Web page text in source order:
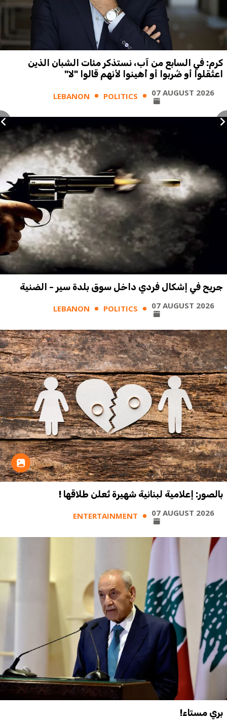
كرم: في السابع من آب، نستذكر مئات الشبان الذين
اعتُقلوا أو ضُربوا أو أُهينوا لأنهم قالوا "لا"
LEBANON POLITICS 07 AUGUST 2026
جريح في إشكال فردي داخل سوق بلدة سير - الضنية
LEBANON POLITICS 07 AUGUST 2026
بالصور: إعلامية لبنانية شهيرة تُعلن طلاقها !
ENTERTAINMENT 07 AUGUST 2026
بري مستاء!